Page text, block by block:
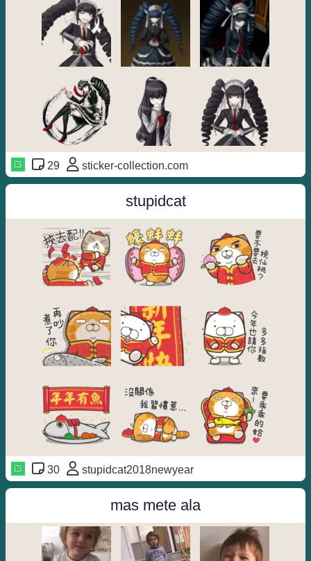
29 sticker-collection.com
stupidcat
30 stupidcat2018newyear
mas mete ala